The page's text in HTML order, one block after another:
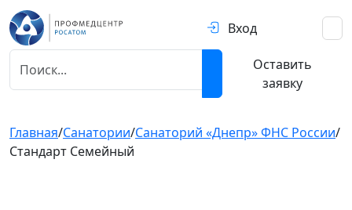
Вход
Оставить
заявку
Главная/Санатории/Санаторий «Днепр» ФНС России/
Стандарт Семейный